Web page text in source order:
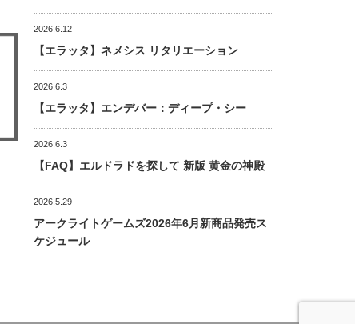
2026.6.12
【エラッタ】ネメシス リタリエーション
2026.6.3
【エラッタ】エンデバー：ディープ・シー
2026.6.3
【FAQ】エルドラドを探して 新版 黄金の神殿
2026.5.29
アークライトゲームズ2026年6月新商品発売ス
ケジュール